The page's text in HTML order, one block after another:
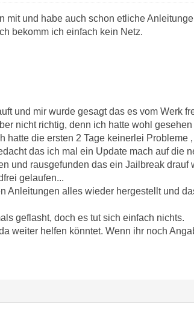
mit und habe auch schon etliche
bekomm ich einfach kein Netz.
und mir wurde gesagt das es vom Werk
nicht richtig, denn ich hatte wohl
hatte die ersten 2 Tage keinerlei Probleme
das ich mal ein Update mach auf die
und rausgefunden das ein Jailbreak drauf
gelaufen...
Anleitungen alles wieder hergestellt und
geflasht, doch es tut sich einfach nichts.
weiter helfen könntet. Wenn ihr noch